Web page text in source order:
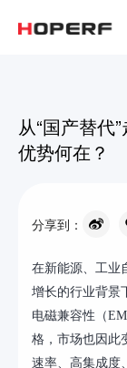
从“国产替代
优势何在？
分享到：
在新能源、工业
增长的行业背景
电磁兼容性（
格，市场也因此
速率、高集成度